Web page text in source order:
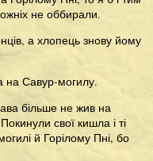
не оббирали.
а хлопець знову йому
на Савур-могилу.
більше не жив на
свої кишла і ті
й Горілому Пні, бо